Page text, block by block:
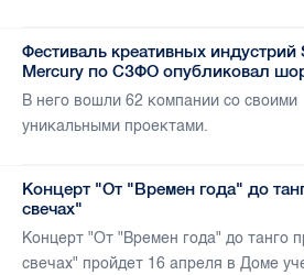
Фестиваль креативных индустрий
Mercury по СЗФО опубликовал
В него вошли 62 компании со своими
уникальными проектами.
Концерт "От "Времен года" до
свечах"
Концерт "От "Времен года" до танго
свечах" пройдет 16 апреля в Доме